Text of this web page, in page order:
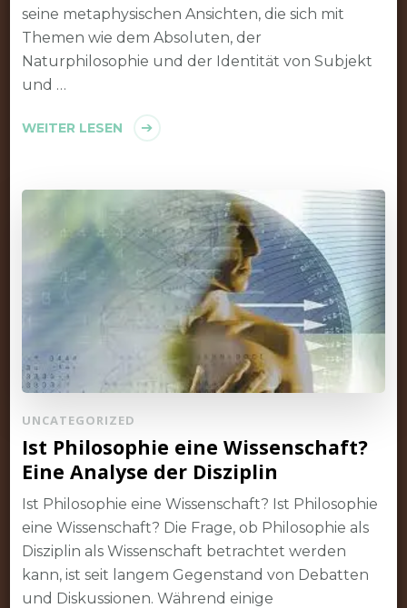
seine metaphysischen Ansichten, die sich mit
Themen wie dem Absoluten, der
Naturphilosophie und der Identität von Subjekt
und …
WEITER LESEN
UNCATEGORIZED
Ist Philosophie eine Wissenschaft?
Eine Analyse der Disziplin
Ist Philosophie eine Wissenschaft? Ist Philosophie
eine Wissenschaft? Die Frage, ob Philosophie als
Disziplin als Wissenschaft betrachtet werden
kann, ist seit langem Gegenstand von Debatten
und Diskussionen. Während einige